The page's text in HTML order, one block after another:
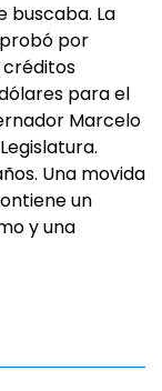
buscaba. La
por
créditos
para el
Marcelo
Una movida
un
y una